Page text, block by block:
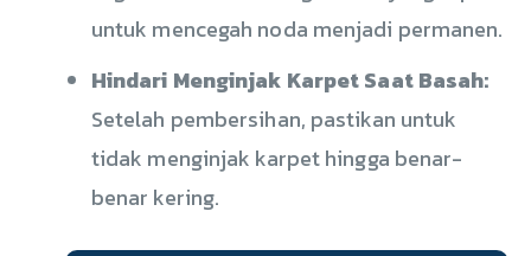
untuk mencegah noda menjadi permanen.
Hindari Menginjak Karpet Saat Basah:
Setelah pembersihan, pastikan untuk
tidak menginjak karpet hingga benar-
benar kering.